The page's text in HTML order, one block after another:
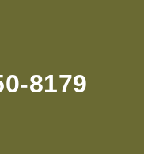
8179